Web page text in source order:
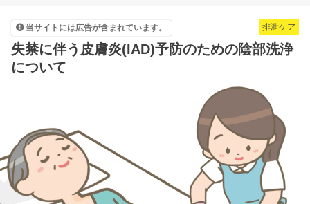
排泄ケア
当サイトには広告が含まれています。
失禁に伴う皮膚炎(IAD)予防のための陰部洗浄
について